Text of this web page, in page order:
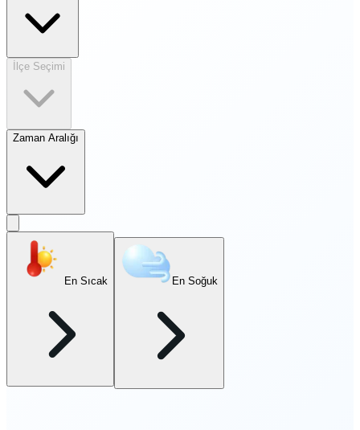
İlçe Seçimi
Zaman Aralığı
En Sıcak En Soğuk